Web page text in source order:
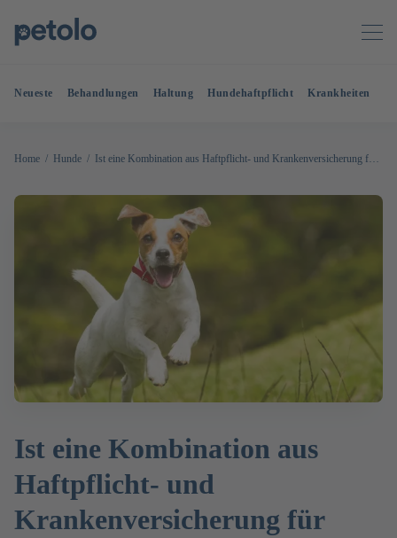
Neueste Behandlungen Haltung Hundehaftpflicht Krankheiten
Home Hunde Ist eine Kombination aus Haftpflicht- und Krankenversicherung für Hunde sinnvoll?
Ist eine Kombination aus
Haftpflicht- und
Krankenversicherung für